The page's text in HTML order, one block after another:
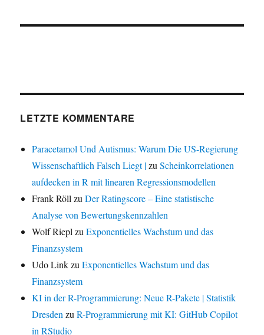
LETZTE KOMMENTARE
Paracetamol Und Autismus: Warum Die US-Regierung
Wissenschaftlich Falsch Liegt |zuScheinkorrelationen
aufdecken in R mit linearen Regressionsmodellen
Frank RöllzuDer Ratingscore – Eine statistische
Analyse von Bewertungskennzahlen
Wolf RieplzuExponentielles Wachstum und das
Finanzsystem
Udo LinkzuExponentielles Wachstum und das
Finanzsystem
KI in der R-Programmierung: Neue R-Pakete | Statistik
DresdenzuR-Programmierung mit KI: GitHub Copilot
in RStudio